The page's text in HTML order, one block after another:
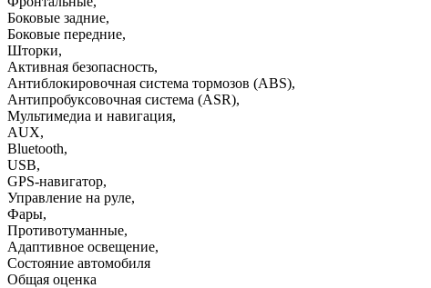
Боковые задние,
Боковые передние,
Шторки,
Активная безопасность,
Антиблокировочная система тормозов (ABS),
Антипробуксовочная система (ASR),
Мультимедиа и навигация,
AUX,
Bluetooth,
USB,
GPS-навигатор,
Управление на руле,
Фары,
Противотуманные,
Адаптивное освещение,
Состояние автомобиля
Общая оценка